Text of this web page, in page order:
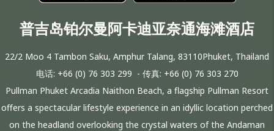
普吉岛铂尔曼阿卡迪亚奈通海滩酒店
22/2 Moo 4 Tambon Saku, Amphur Talang, 83110Phuket, Thailand
电话: +66 (0) 76 303 299 - 传真: +66 (0) 76 303 270
Pullman Phuket Arcadia Naithon Beach, a flagship Pullman Resort
offers a spectacular lifestyle experience in an idyllic location perched
on the headland overlooking the crystal waters of the Andaman